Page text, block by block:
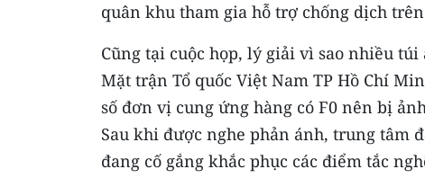
quân khu tham gia hỗ trợ chống dịch
Cũng tại cuộc họp, lý giải vì sao nhiều
Mặt trận Tổ quốc Việt Nam TP Hồ Chí
số đơn vị cung ứng hàng có F0 nên bị
Sau khi được nghe phản ánh, trung
đang cố gắng khắc phục các điểm tắc